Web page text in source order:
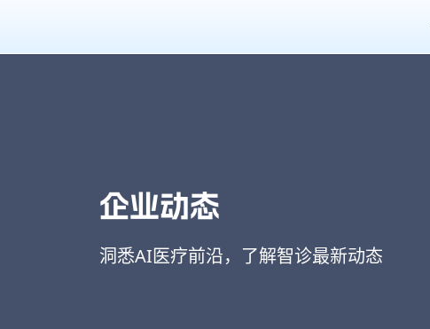
企业动态
洞悉AI医疗前沿，了解智诊最新动态